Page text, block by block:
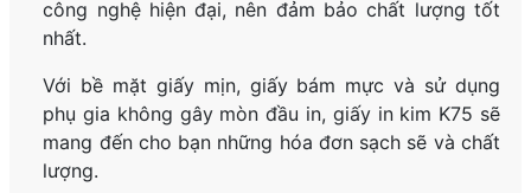
công nghệ hiện đại, nên đảm bảo chất lượng tốt
nhất.
Với bề mặt giấy mịn, giấy bám mực và sử dụng
phụ gia không gây mòn đầu in, giấy in kim K75 sẽ
mang đến cho bạn những hóa đơn sạch sẽ và chất
lượng.